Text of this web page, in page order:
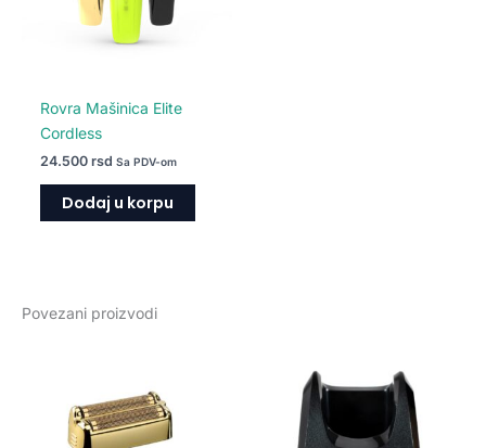
Rovra Mašinica Elite
Cordless
24.500 rsd Sa PDV-om
Dodaj u korpu
Povezani proizvodi